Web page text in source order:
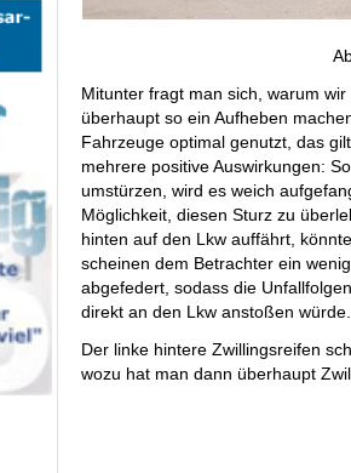
Mitunter fragt man sich, warum
überhaupt so ein Aufheben
Fahrzeuge optimal genutzt, das
mehrere positive Auswirkungen:
umstürzen, wird es weich
Möglichkeit, diesen Sturz zu
hinten auf den Lkw auffährt,
scheinen dem Betrachter ein
abgefedert, sodass die
direkt an den Lkw anstoßen würde.
Der linke hintere Zwillingsreifen
wozu hat man dann überhaupt